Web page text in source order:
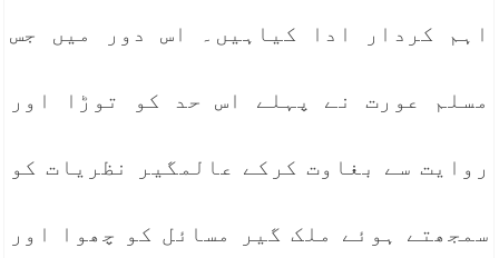
اہم کردار ادا کیاہیں۔ اس دور میں جس
مسلم عورت نے پہلے اس حد کو توڑا اور
روایت سے بغاوت کرکے عالمگیر نظریات کو
سمجھتے ہوئے ملک گیر مسائل کو چھوا اور